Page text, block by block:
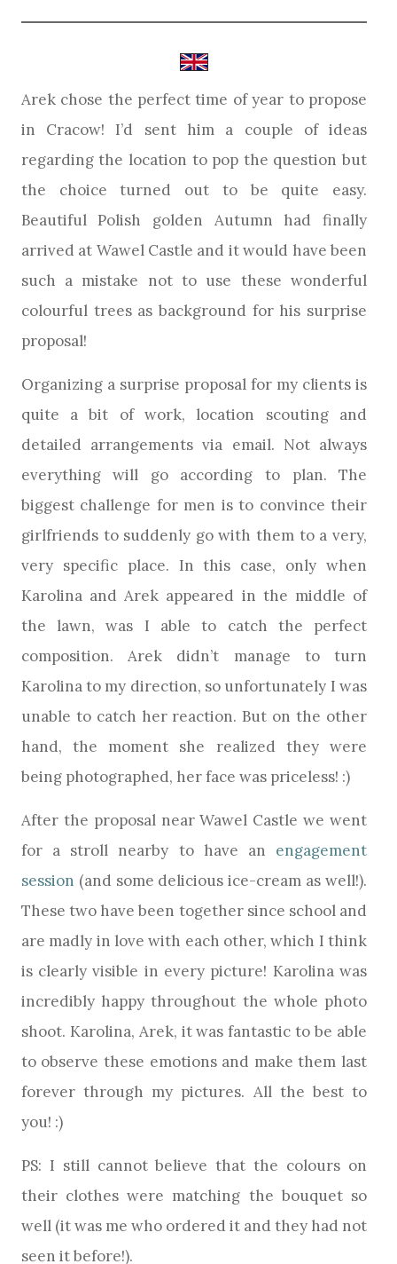
Arek chose the perfect time of year to propose
in Cracow! I’d sent him a couple of ideas
regarding the location to pop the question but
the choice turned out to be quite easy.
Beautiful Polish golden Autumn had finally
arrived at Wawel Castle and it would have been
such a mistake not to use these wonderful
colourful trees as background for his surprise
proposal!
Organizing a surprise proposal for my clients is
quite a bit of work, location scouting and
detailed arrangements via email. Not always
everything will go according to plan. The
biggest challenge for men is to convince their
girlfriends to suddenly go with them to a very,
very specific place. In this case, only when
Karolina and Arek appeared in the middle of
the lawn, was I able to catch the perfect
composition. Arek didn’t manage to turn
Karolina to my direction, so unfortunately I was
unable to catch her reaction. But on the other
hand, the moment she realized they were
being photographed, her face was priceless! :)
After the proposal near Wawel Castle we went
for a stroll nearby to have an engagement
session (and some delicious ice-cream as well!).
These two have been together since school and
are madly in love with each other, which I think
is clearly visible in every picture! Karolina was
incredibly happy throughout the whole photo
shoot. Karolina, Arek, it was fantastic to be able
to observe these emotions and make them last
forever through my pictures. All the best to
you! :)
PS: I still cannot believe that the colours on
their clothes were matching the bouquet so
well (it was me who ordered it and they had not
seen it before!).